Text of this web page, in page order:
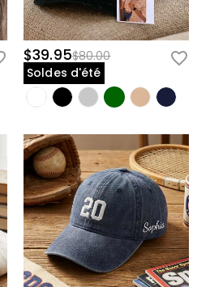
$39.95$80.00
Soldes d'été